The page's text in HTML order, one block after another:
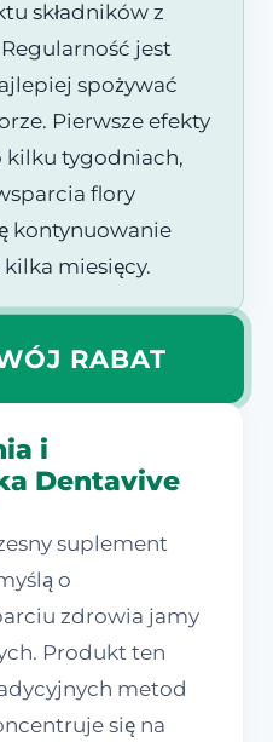
składników z
jest
spożywać
Pierwsze efekty
kilku tygodniach,
flory
kontynuowanie
miesięcy.
RABAT
i
Dentavive
suplement
o
zdrowia jamy
Produkt ten
metod
się na